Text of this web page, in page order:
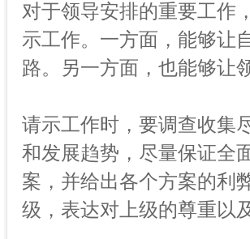
对于领导安排的重要工作
示工作。一方面，能够让
路。另一方面，也能够让
请示工作时，要调查收集
和发展趋势，尽量保证全
案，并给出各个方案的利
级，表达对上级的尊重以